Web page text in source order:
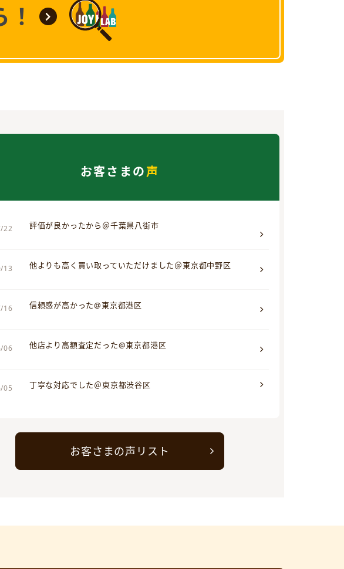
！
お客さまの声
22 評価が良かったから＠千葉県八街市
13 他よりも高く買い取っていただけました＠東京都中野区
16 信頼感が高かった@東京都港区
06 他店より高額査定だった@東京都港区
05 丁寧な対応でした＠東京都渋谷区
お客さまの声リスト